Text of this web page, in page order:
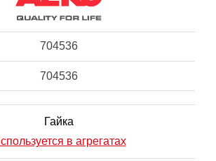
704536
704536
Гайка
в агрегатах